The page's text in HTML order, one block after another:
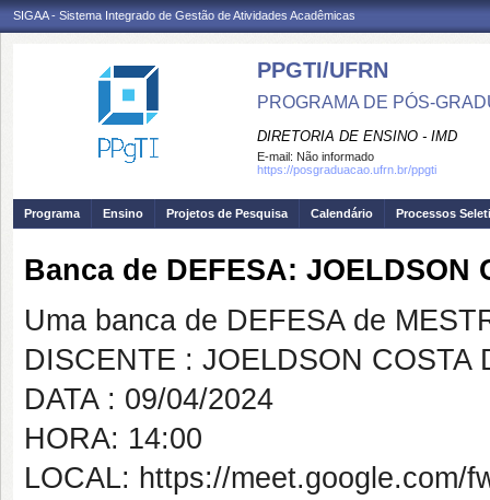
SIGAA - Sistema Integrado de Gestão de Atividades Acadêmicas
PPGTI/UFRN
PROGRAMA DE PÓS-
DIRETORIA DE ENSINO - IMD
E-mail: Não informado
https://posgraduacao.ufrn.br/ppgti
Programa Ensino Projetos de Pesquisa Calendário Processos
Banca de DEFESA: JOELDSON
Uma banca de DEFESA de
DISCENTE : JOELDSON COSTA
DATA : 09/04/2024
HORA: 14:00
LOCAL: https://meet.google.com/